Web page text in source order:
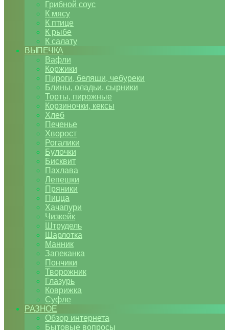
Грибной соус
К мясу
К птице
К рыбе
К салату
ВЫПЕЧКА
Вафли
Коржики
Пироги, беляши, чебуреки
Блины, оладьи, сырники
Торты, пирожные
Корзиночки, кексы
Хлеб
Печенье
Хворост
Рогалики
Булочки
Бисквит
Пахлава
Лепешки
Пряники
Пицца
Хачапури
Чизкейк
Штрудель
Шарлотка
Манник
Запеканка
Пончики
Творожник
Глазурь
Коврижка
Суфле
РАЗНОЕ
Обзор интернета
Бытовые вопросы